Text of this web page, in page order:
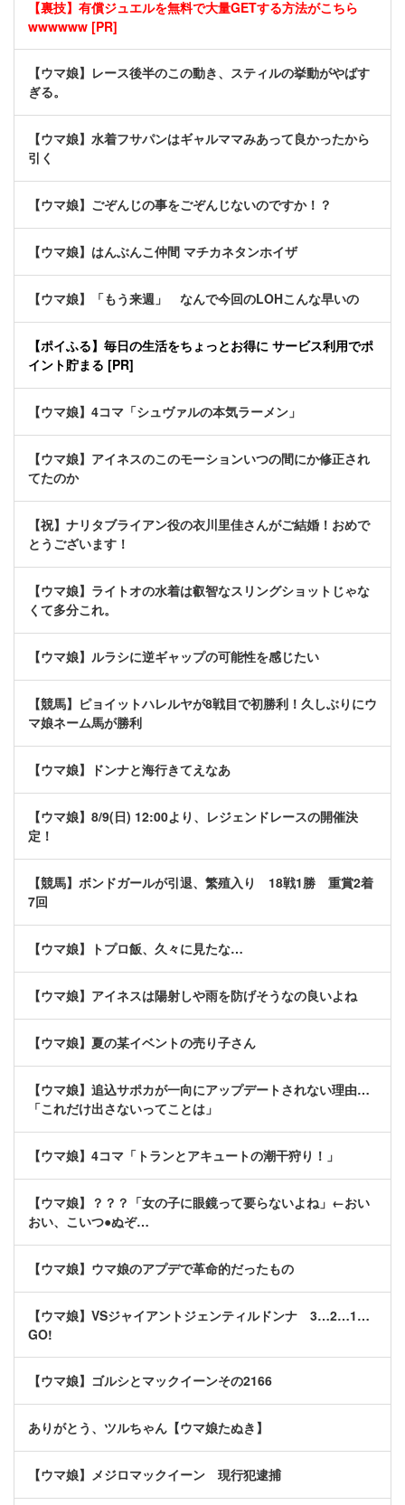
【裏技】有償ジュエルを無料で大量GETする方法がこちら
wwwwww [PR]
【ウマ娘】レース後半のこの動き、スティルの挙動がやばす
ぎる。
【ウマ娘】水着フサパンはギャルママみあって良かったから
引く
【ウマ娘】ごぞんじの事をごぞんじないのですか！？
【ウマ娘】はんぶんこ仲間 マチカネタンホイザ
【ウマ娘】「もう来週」 なんで今回のLOHこんな早いの
【ポイふる】毎日の生活をちょっとお得に サービス利用でポ
イント貯まる [PR]
【ウマ娘】4コマ「シュヴァルの本気ラーメン」
【ウマ娘】アイネスのこのモーションいつの間にか修正され
てたのか
【祝】ナリタブライアン役の衣川里佳さんがご結婚！おめで
とうございます！
【ウマ娘】ライトオの水着は叡智なスリングショットじゃな
くて多分これ。
【ウマ娘】ルラシに逆ギャップの可能性を感じたい
【競馬】ピョイットハレルヤが8戦目で初勝利！久しぶりにウ
マ娘ネーム馬が勝利
【ウマ娘】ドンナと海行きてえなあ
【ウマ娘】8/9(日) 12:00より、レジェンドレースの開催決
定！
【競馬】ボンドガールが引退、繁殖入り 18戦1勝 重賞2着
7回
【ウマ娘】トプロ飯、久々に見たな…
【ウマ娘】アイネスは陽射しや雨を防げそうなの良いよね
【ウマ娘】夏の某イベントの売り子さん
【ウマ娘】追込サポカが一向にアップデートされない理由…
「これだけ出さないってことは」
【ウマ娘】4コマ「トランとアキュートの潮干狩り！」
【ウマ娘】？？？「女の子に眼鏡って要らないよね」←おい
おい、こいつ●ぬぞ…
【ウマ娘】ウマ娘のアプデで革命的だったもの
【ウマ娘】VSジャイアントジェンティルドンナ 3…2…1…
GO!
【ウマ娘】ゴルシとマックイーンその2166
ありがとう、ツルちゃん【ウマ娘たぬき】
【ウマ娘】メジロマックイーン 現行犯逮捕